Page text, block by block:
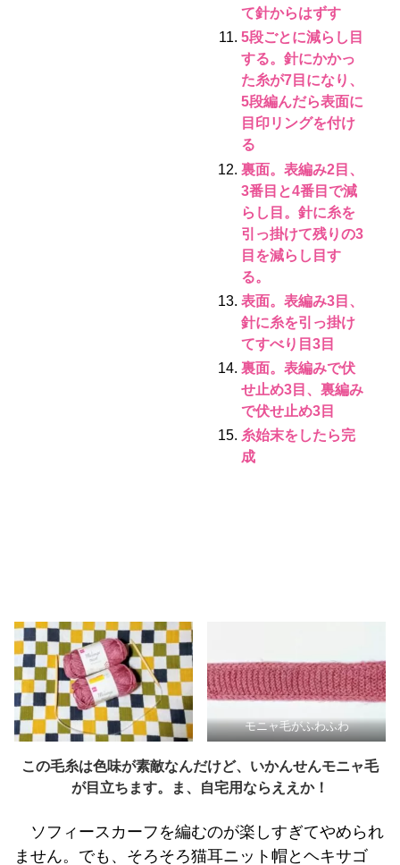
て針からはずす
5段ごとに減らし目
する。針にかかっ
た糸が7目になり、
5段編んだら表面に
目印リングを付け
る
裏面。表編み2目、
3番目と4番目で減
らし目。針に糸を
引っ掛けて残りの3
目を減らし目す
る。
表面。表編み3目、
針に糸を引っ掛け
てすべり目3目
裏面。表編みで伏
せ止め3目、裏編み
で伏せ止め3目
糸始末をしたら完
成
モニャ毛がふわふわ
この毛糸は色味が素敵なんだけど、いかんせんモニャ毛
が目立ちます。ま、自宅用ならええか！
ソフィースカーフを編むのが楽しすぎてやめられ
ません。でも、そろそろ猫耳ニット帽とヘキサゴ